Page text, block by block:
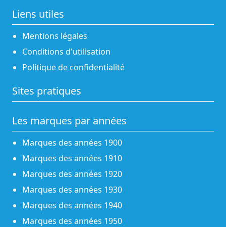
Liens utiles
Mentions légales
Conditions d'utilisation
Politique de confidentialité
Sites pratiques
Les marques par années
Marques des années 1900
Marques des années 1910
Marques des années 1920
Marques des années 1930
Marques des années 1940
Marques des années 1950